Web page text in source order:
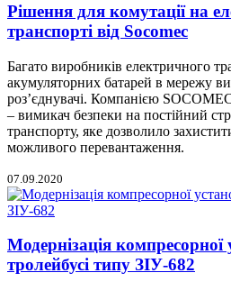
Рішення для комутації на
транспорті від Socomec
Багато виробників електричного
акумуляторних батарей в мережу
роз’єднувачі. Компанією
– вимикач безпеки на постійний
транспорту, яке дозволило
можливого перевантаження.
07.09.2020
Модернізація компресорної
тролейбусі типу ЗІУ-682